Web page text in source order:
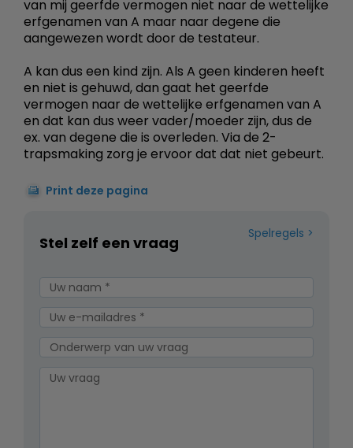
van mij geerfde vermogen niet naar de wettelijke
erfgenamen van A maar naar degene die
aangewezen wordt door de testateur.
A kan dus een kind zijn. Als A geen kinderen heeft
en niet is gehuwd, dan gaat het geerfde
vermogen naar de wettelijke erfgenamen van A
en dat kan dus weer vader/moeder zijn, dus de
ex. van degene die is overleden. Via de 2-
trapsmaking zorg je ervoor dat dat niet gebeurt.
Print deze pagina
Spelregels
Stel zelf een vraag